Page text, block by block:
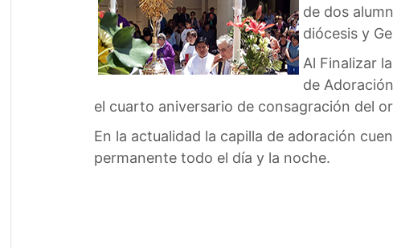
de dos
diócesis y
Al Finalizar
de
el cuarto aniversario de consagración del
En la actualidad la capilla de adoración
permanente todo el día y la noche.